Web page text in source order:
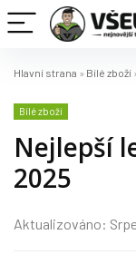
Hlavní strana » Bílé zboží
Bílé zboží
Nejlepší
2025
Aktualizováno: